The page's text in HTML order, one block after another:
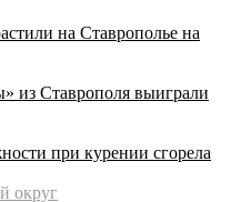
на Ставрополье на
из Ставрополя выиграли
при курении сгорела
округ